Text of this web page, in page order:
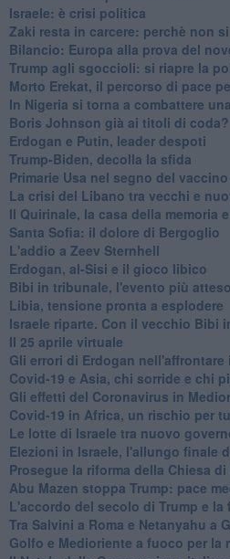
Israele: è crisi politica
Zaki resta in carcere: perchè non
Bilancio: Europa alla prova del
Trump agli sgoccioli: si riapre la
Morto Erekat, il percorso di pace
In Nigeria si torna a combattere
Boris Johnson già ai titoli di coda?
Erdogan e Putin, leader despoti
Trump-Biden, decolla la sfida
Primarie Usa nel segno del
La crisi del Libano tra vecchi e
Il Quirinale, la casa della memoria
Santa Sofia: il dolore di Bergoglio
L'addio a ​Zeev Sternhell
Erdogan, al-Sisi e il gioco libico
Bibi in tribunale, l'evento più atteso
Libia, tensione pronta a esplodere
Israele riparte. Con il vecchio Bibi
Il 25 aprile virtuale
Gli errori di Erdogan nell'affrontare
Covid-19 e Asia, chi sorride e chi
Gli effetti del Coronavirus in
Covid-19 in Africa, un rischio per
Le lotte di Israele tra nuovo
Elezioni in Israele, l'allungo finale
Prosegue la riforma della Chiesa
Abu Mazen stoppa Trump: pace
L'accordo del secolo di Trump e la
Tra Salvini a Roma e Netanyahu a
Golfo e Medioriente a fuoco per la